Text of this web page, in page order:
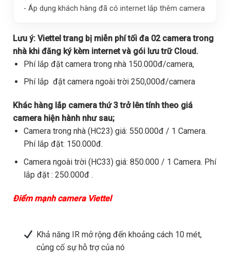
- Áp dụng khách hàng đã có internet lắp thêm camera
Lưu ý: Viettel trang bị miễn phí tối đa 02 camera trong
nhà khi đăng ký kèm internet và gói lưu trữ Cloud.
Phí lắp đặt camera trong nhà 150.000đ/camera,
Phí lắp đặt camera ngoài trời 250,000đ/camera
Khác hàng lắp camera thứ 3 trở lên tính theo giá
camera hiện hành như sau;
Camera trong nhà (HC23) giá: 550.000đ / 1 Camera.
Phí lắp đặt: 150.000đ.
Camera ngoài trời (HC33) giá: 850.000 / 1 Camera. Phí
lắp đặt : 250.000đ .
Điểm mạnh camera Viettel
Khả năng IR mở rộng đến khoảng cách 10 mét,
củng cố sự hỗ trợ của nó